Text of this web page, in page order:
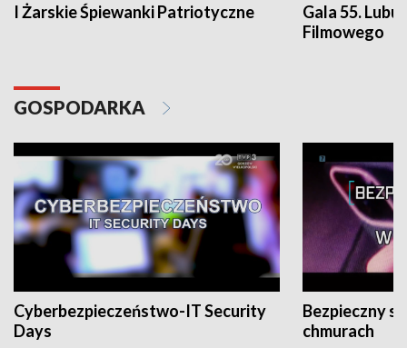
I Żarskie Śpiewanki Patriotyczne
Gala 55.
Filmowego
GOSPODARKA
Cyberbezpieczeństwo-IT Security
Days
Bezpieczny
chmurach